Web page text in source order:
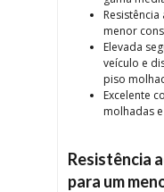
menor
Elevada
veículo e
piso
Excelente
molhadas
Resistência
para um